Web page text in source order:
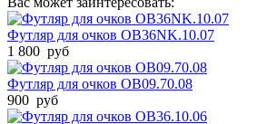
Футляр для очков OB36NK.10.07
1 800 руб
Футляр для очков OB09.70.08
900 руб